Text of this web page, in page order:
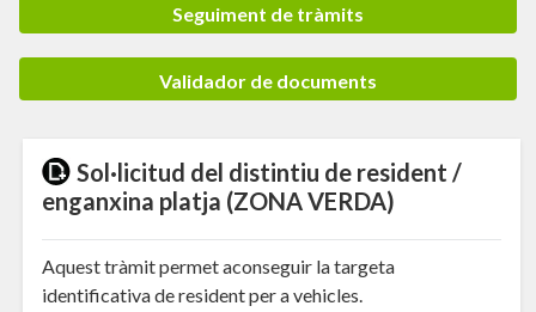
Seguiment de tràmits
Validador de documents
Sol·licitud del distintiu de resident /
enganxina platja (ZONA VERDA)
Aquest tràmit permet aconseguir la targeta
identificativa de resident per a vehicles.